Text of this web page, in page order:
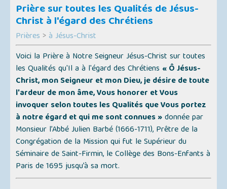
Prière sur toutes les Qualités de Jésus-
Christ à l'égard des Chrétiens
Prières > à Jésus-Christ
Voici la Prière à Notre Seigneur Jésus-Christ sur toutes
les Qualités qu'Il a à l'égard des Chrétiens « Ô Jésus-
Christ, mon Seigneur et mon Dieu, je désire de toute
l'ardeur de mon âme, Vous honorer et Vous
invoquer selon toutes les Qualités que Vous portez
à notre égard et qui me sont connues »donnée par
Monsieur l’Abbé Julien Barbé (1666-1711), Prêtre de la
Congrégation de la Mission qui fut le Supérieur du
Séminaire de Saint-Firmin, le Collège des Bons-Enfants à
Paris de 1695 jusqu’à sa mort.